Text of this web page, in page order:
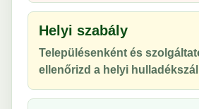
Helyi szabály
Településenként és
ellenőrizd a helyi